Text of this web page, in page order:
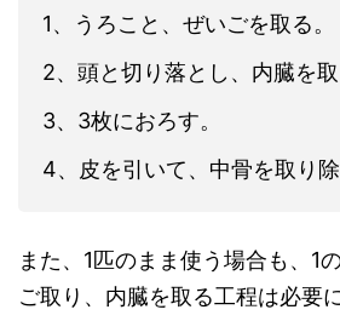
1、うろこと、ぜいごを取る。
2、頭と切り落とし、内臓を取
3、3枚におろす。
4、皮を引いて、中骨を取り除
また、1匹のまま使う場合も、1
ご取り、内臓を取る工程は必要